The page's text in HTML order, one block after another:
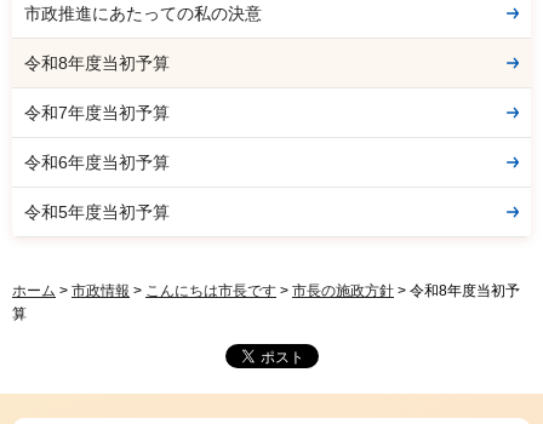
市政推進にあたっての私の決意
令和8年度当初予算
令和7年度当初予算
令和6年度当初予算
令和5年度当初予算
ホーム > 市政情報 > こんにちは市長です > 市長の施政方針 > 令和8年度当初予
算